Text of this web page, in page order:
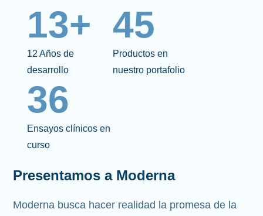
13+
12 Años de
desarrollo
45
Productos en
nuestro portafolio
36
Ensayos clínicos en
curso
Presentamos a Moderna
Moderna busca hacer realidad la promesa de la